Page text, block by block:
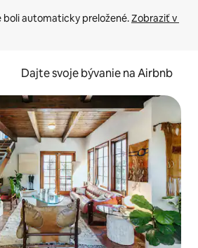
automaticky preložené. Zobraziť v
Dajte svoje bývanie na Airbnb